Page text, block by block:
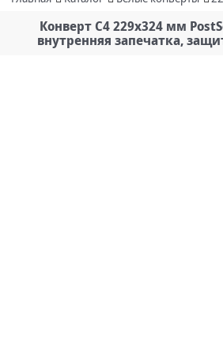
Конверт C4 229х324 мм
внутренняя запечатка,